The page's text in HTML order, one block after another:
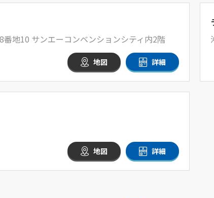
地10 サンエーコンベンションシティ内2階
地図 詳細
地図 詳細